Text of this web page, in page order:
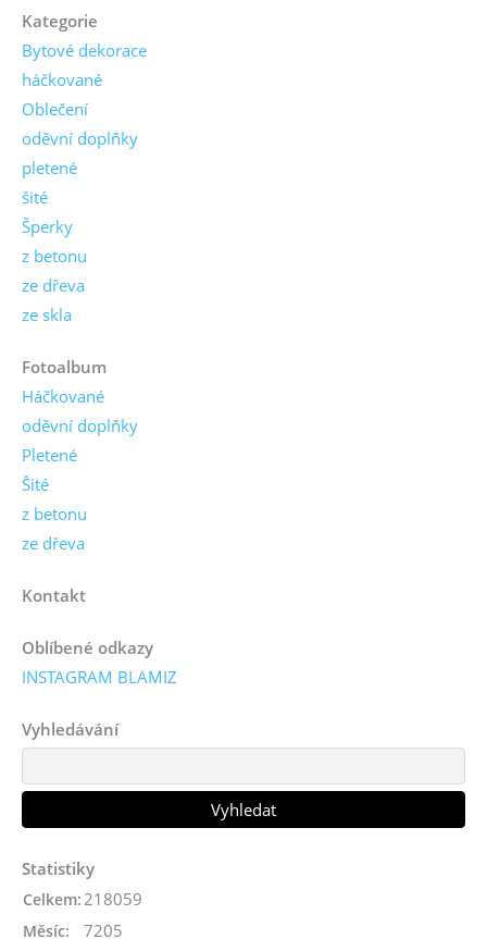
Kategorie
Bytové dekorace
háčkované
Oblečení
oděvní doplňky
pletené
šité
Šperky
z betonu
ze dřeva
ze skla
Fotoalbum
Háčkované
oděvní doplňky
Pletené
Šité
z betonu
ze dřeva
Kontakt
Oblíbené odkazy
INSTAGRAM BLAMIZ
Vyhledávání
Statistiky
Celkem: 218059
Měsíc: 7205